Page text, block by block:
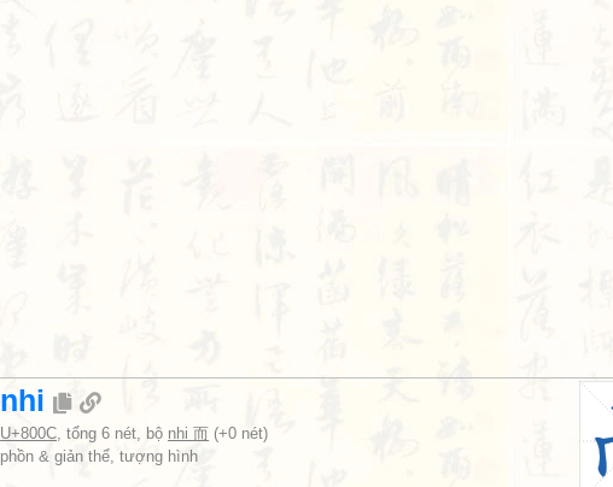
nhi
U+800C, tổng 6 nét, bộ nhi 而 (+0 nét)
phồn & giản thể, tượng hình